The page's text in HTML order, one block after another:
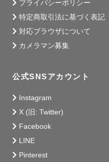
プライバシーポリシー
特定商取引法に基づく表記
対応ブラウザについて
カメラマン募集
公式SNSアカウント
Instagram
X (旧: Twitter)
Facebook
LINE
Pinterest